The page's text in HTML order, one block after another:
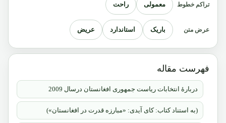
تراکم خطوط معمولی راحت
عرض متن باریک استاندارد عریض
فهرست مقاله
دربارۀ انتخابات ریاست جمهوری افغانستان درسال 2009
(به استناد کتاب: کای آیدی: «مبارزه قدرت در افغانستان»)